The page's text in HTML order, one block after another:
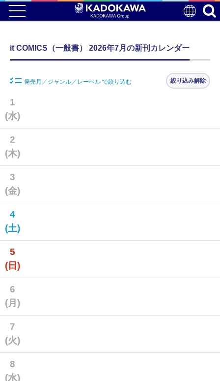
it COMICS（一般書） 2026年7月の新刊カレンダー
発売月／ジャンル／レーベル で絞り込む 絞り込み解除
1
(水)
2
(木)
3
(金)
4
(土)
5
(日)
6
(月)
7
(火)
8
(水)